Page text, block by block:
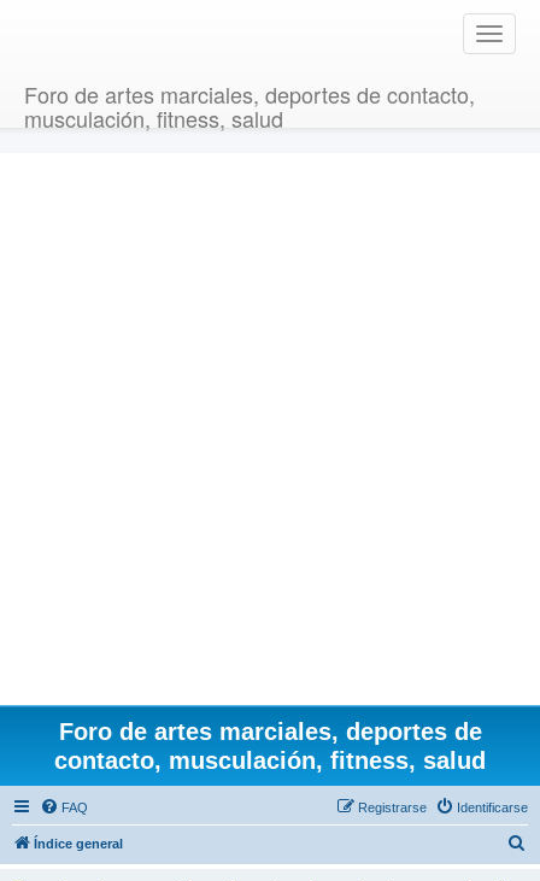
T
o
Foro de artes marciales, deportes de contacto,
musculación, fitness, salud
Foro de artes marciales, deportes de
contacto, musculación, fitness, salud
FAQ Identificarse
Registrarse
Índice general